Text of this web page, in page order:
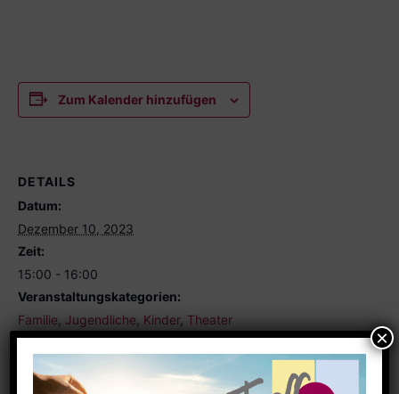
Zum Kalender hinzufügen
DETAILS
Datum:
Dezember 10, 2023
Zeit:
15:00 - 16:00
Veranstaltungskategorien:
Familie, Jugendliche, Kinder, Theater